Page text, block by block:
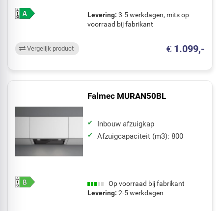
Levering: 3-5 werkdagen, mits op
voorraad bij fabrikant
€ 1.099,-
Vergelijk product
Falmec MURAN50BL
Inbouw afzuigkap
Afzuigcapaciteit (m3): 800
Op voorraad bij fabrikant
Levering: 2-5 werkdagen